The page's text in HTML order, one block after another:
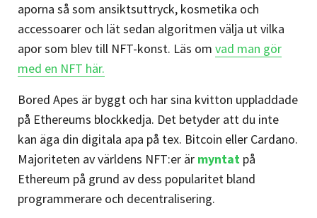
aporna så som ansiktsuttryck, kosmetika och
accessoarer och lät sedan algoritmen välja ut vilka
apor som blev till NFT-konst. Läs om vad man gör
med en NFT här.
Bored Apes är byggt och har sina kvitton uppladdade
på Ethereums blockkedja. Det betyder att du inte
kan äga din digitala apa på tex. Bitcoin eller Cardano.
Majoriteten av världens NFT:er är myntat på
Ethereum på grund av dess popularitet bland
programmerare och decentralisering.